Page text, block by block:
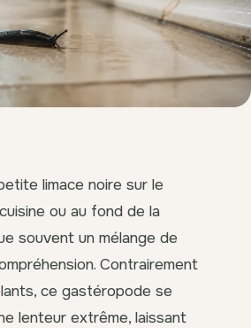
limace noire sur le
ou au fond de la
souvent un mélange de
Contrairement
ce gastéropode se
lenteur extrême, laissant